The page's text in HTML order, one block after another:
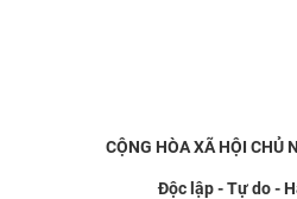
CỘNG HÒA XÃ HỘI CHỦ
Độc lập - Tự do -